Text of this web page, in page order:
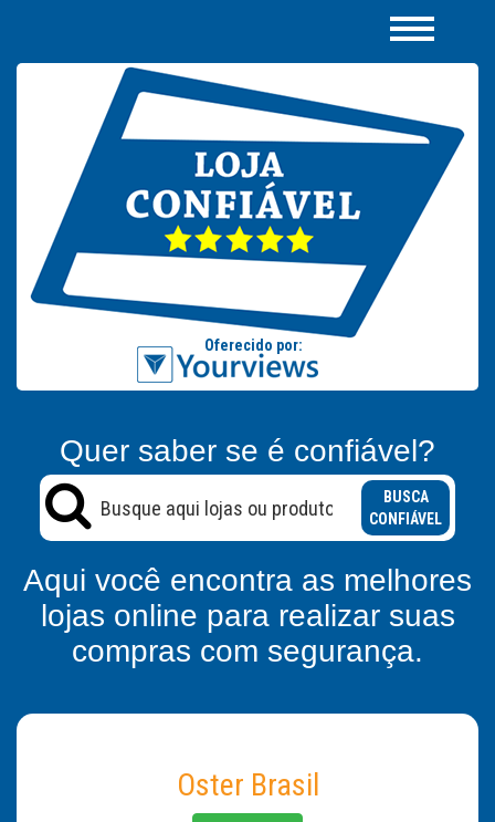
Quer saber se é confiável?
BUSCA
CONFIÁVEL
Aqui você encontra as melhores
lojas online para realizar suas
compras com segurança.
Oster Brasil